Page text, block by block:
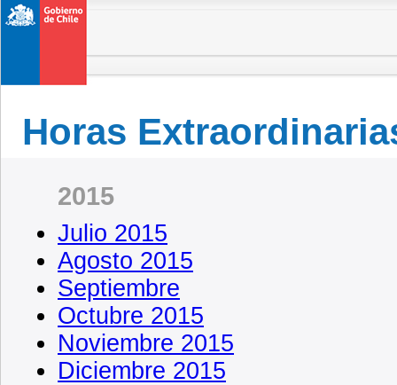
Horas
2015
Julio 2015
Agosto 2015
Septiembre
Octubre 2015
Noviembre 2015
Diciembre 2015